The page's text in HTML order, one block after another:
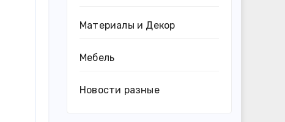
Материалы и Декор
Мебель
Новости разные